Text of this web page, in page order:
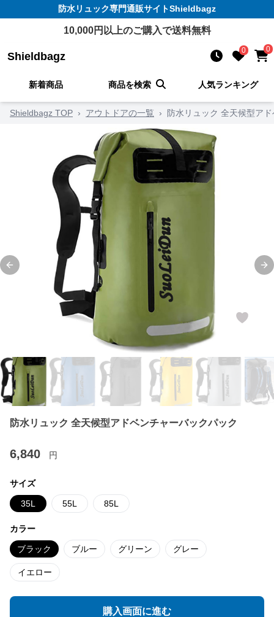
防水リュック専門通販サイトShieldbagz
10,000円以上のご購入で送料無料
Shieldbagz 0 0
新着商品 商品を検索 人気ランキング
Shieldbagz TOP › アウトドアの一覧 › 防水リュック 全天候型ア
Previous slide
防水リュック 全天候型アドベンチャーバックパック
6,840 円
サイズ
35L 55L 85L
カラー
ブラック ブルー グリーン グレー
イエロー
購入画面に進む